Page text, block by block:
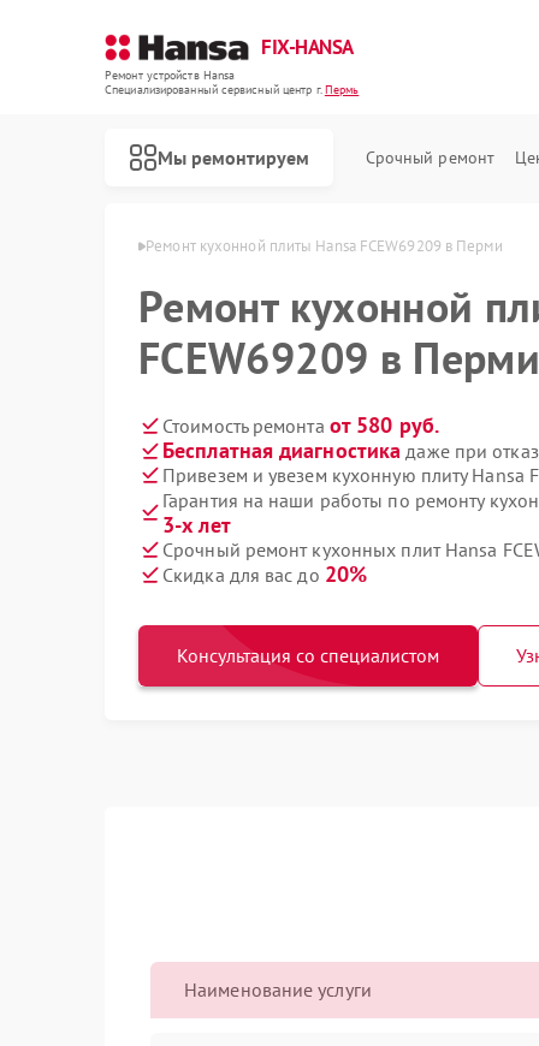
FIX-HANSA
Ремонт устройств Hansa
Специализированный cервисный центр г.Пермь
Мы ремонтируем Срочный ремонт
Hansa в Перми Ремонт кухонной плиты Hansa FCEW69209 в Перми
Ремонт кухонной
FCEW69209 в Перми
Стоимость ремонта от 580 руб.
Бесплатная диагностика даже при
Привезем и увезем кухонную плиту Hansa
Гарантия на наши работы по ремонту
3-х лет
Срочный ремонт кухонных плит Hansa
Скидка для вас до 20%
Консультация со специалистом
Наименование услуги